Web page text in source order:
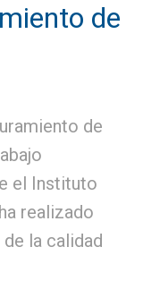
de
de
el Instituto
realizado
la calidad